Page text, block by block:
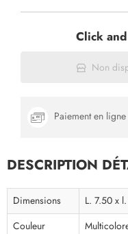
Click
Non
Paiement en
DESCRIPTION
Dimensions
L. 7.50 x
Couleur